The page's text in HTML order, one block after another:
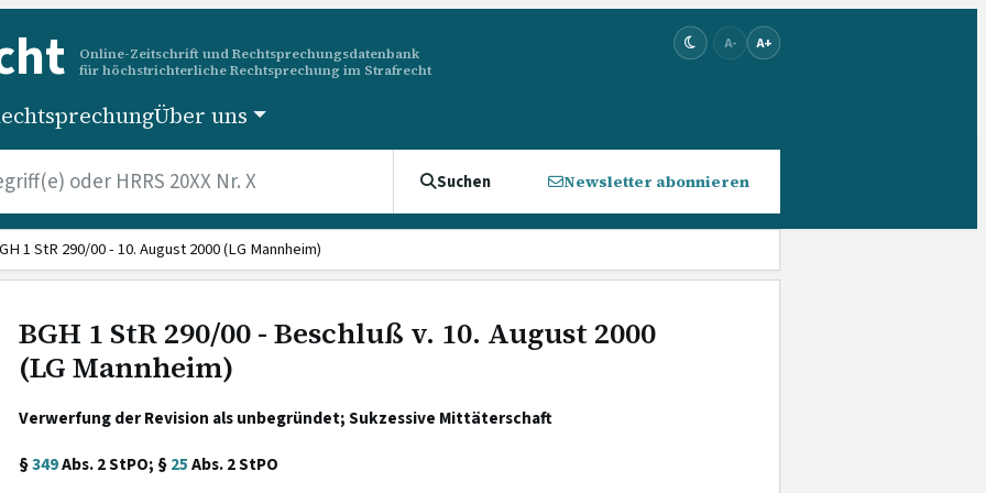
Online-Zeitschrift und Rechtsprechungsdatenbank
für höchstrichterliche Rechtsprechung im Strafrecht
A- A+
Über uns
Suchen Newsletter abonnieren
1 StR 290/00 - 10. August 2000 (LG Mannheim)
BGH 1 StR 290/00 - Beschluß v. 10. August 2000
(LG Mannheim)
Verwerfung der Revision als unbegründet; Sukzessive Mittäterschaft
§349Abs. 2 StPO; §25Abs. 2 StPO